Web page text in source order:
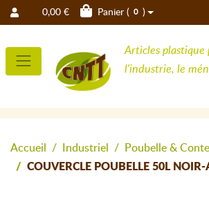
0,00 € Panier ( 0 )
Articles
l'industrie, le
Accueil Industriel
Poubelle &
COUVERCLE POUBELLE 50L NOIR-